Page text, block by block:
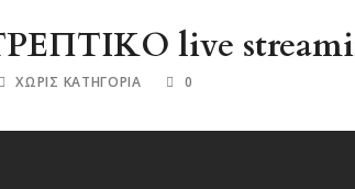
live
ΧΩΡΊΣ ΚΑΤΗΓΟΡΊΑ 0